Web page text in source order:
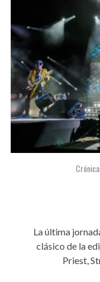
La última
clásico de la
Priest,